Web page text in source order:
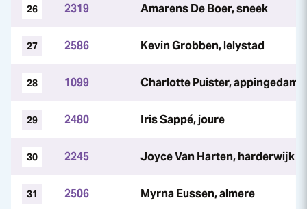
26 2319 Amarens De Boer, sneek
27 2586 Kevin Grobben, lelystad
28 1099 Charlotte Puister, appingedam
29 2480 Iris Sappé, joure
30 2245 Joyce Van Harten, harderwijk
31 2506 Myrna Eussen, almere